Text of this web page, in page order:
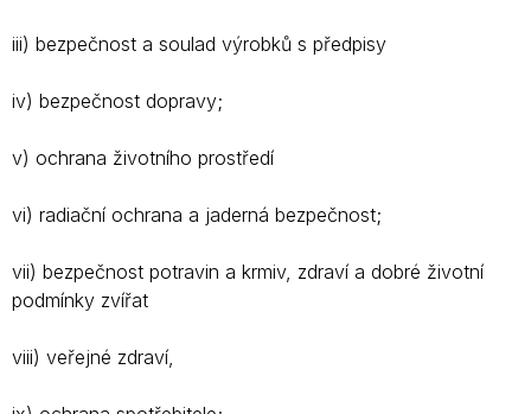
iii) bezpečnost a soulad výrobků s předpisy
iv) bezpečnost dopravy;
v) ochrana životního prostředí
vi) radiační ochrana a jaderná bezpečnost;
vii) bezpečnost potravin a krmiv, zdraví a dobré životní
podmínky zvířat
viii) veřejné zdraví,